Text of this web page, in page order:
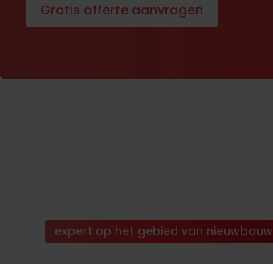
Gratis offerte aanvragen
expert op het gebied van nieuwbouw